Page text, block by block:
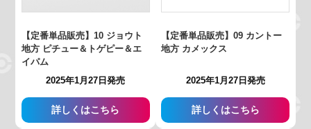
【定番単品販売】10 ジョウト
地方 ピチュー＆トゲピー＆エ
イパム
2025年1月27日発売
詳しくはこちら
【定番単品販売】09 カントー
地方 カメックス
2025年1月27日発売
詳しくはこちら